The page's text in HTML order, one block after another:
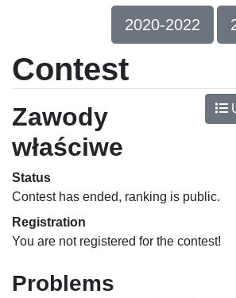
2020-2022
Contest
Zawody
właściwe
Status
Contest has ended, ranking is public.
Registration
You are not registered for the contest!
Problems